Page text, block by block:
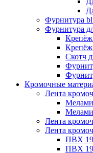
Фурнитура
Фурнитура
Крепёж
Крепёж
Скотч
Кромочные
Лента
Лента
Лента
ПВХ
ПВХ